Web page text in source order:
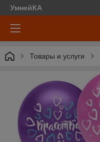
УмнейКА
Товары и услуги